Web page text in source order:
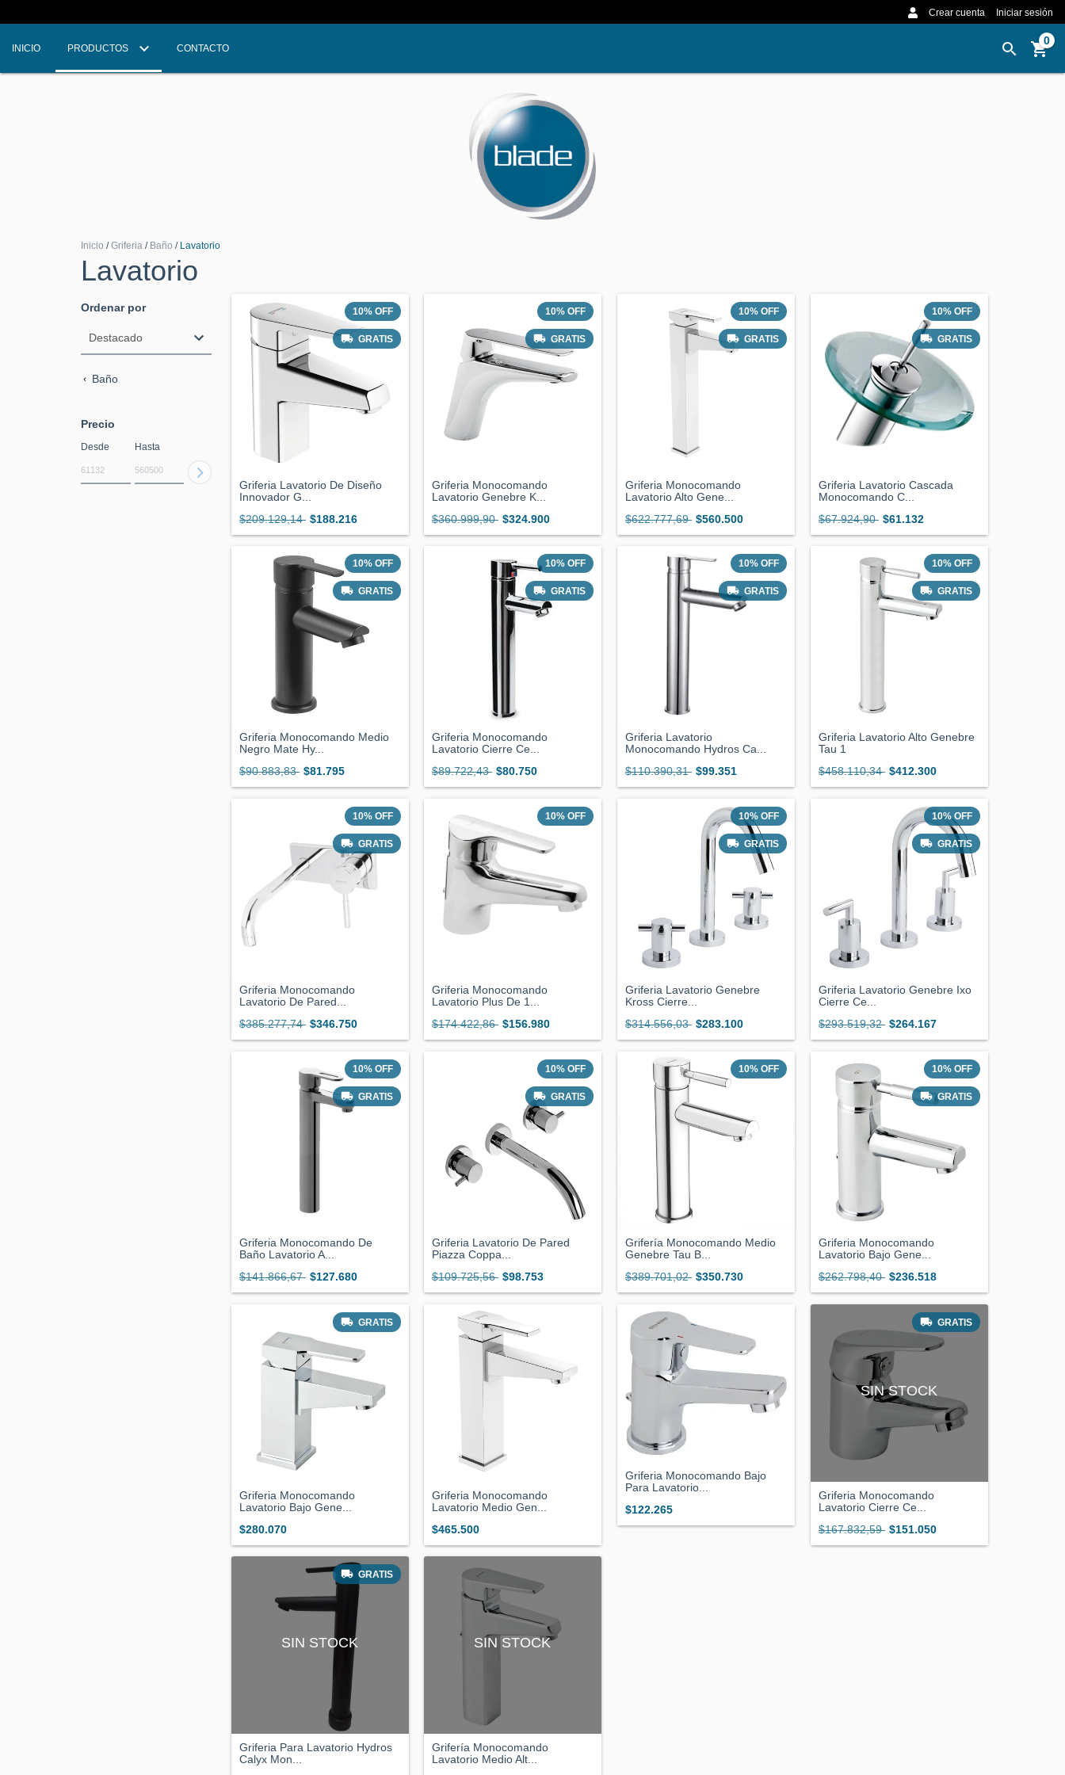
Crear cuenta Iniciar sesión
INICIO PRODUCTOS CONTACTO
0
Inicio / Griferia / Baño / Lavatorio
Lavatorio
Ordenar por
Baño
Precio
Desde Hasta
10% OFF
GRATIS
Griferia Lavatorio De Diseño
Innovador G...
$209.129,14 $188.216
10% OFF
GRATIS
Griferia Monocomando
Lavatorio Genebre K...
$360.999,90 $324.900
10% OFF
GRATIS
Griferia Monocomando
Lavatorio Alto Gene...
$622.777,69 $560.500
10% OFF
GRATIS
Griferia Lavatorio Cascada
Monocomando C...
$67.924,90 $61.132
10% OFF
GRATIS
Griferia Monocomando Medio
Negro Mate Hy...
$90.883,83 $81.795
10% OFF
GRATIS
Griferia Monocomando
Lavatorio Cierre Ce...
$89.722,43 $80.750
10% OFF
GRATIS
Griferia Lavatorio
Monocomando Hydros Ca...
$110.390,31 $99.351
10% OFF
GRATIS
Griferia Lavatorio Alto Genebre
Tau 1
$458.110,34 $412.300
10% OFF
GRATIS
Griferia Monocomando
Lavatorio De Pared...
$385.277,74 $346.750
10% OFF
Griferia Monocomando
Lavatorio Plus De 1...
$174.422,86 $156.980
10% OFF
GRATIS
Griferia Lavatorio Genebre
Kross Cierre...
$314.556,03 $283.100
10%OFF
GRATIS
Griferia Lavatorio Genebre Ixo
Cierre Ce...
$293.519,32 $264.167
10% OFF
GRATIS
Griferia Monocomando De
Baño Lavatorio A...
$141.866,67 $127.680
10% OFF
GRATIS
Griferia Lavatorio De Pared
Piazza Coppa...
$109.725,56 $98.753
10% OFF
Grifería Monocomando Medio
Genebre Tau B...
$389.701,02 $350.730
10% OFF
GRATIS
Griferia Monocomando
Lavatorio Bajo Gene...
$262.798,40 $236.518
GRATIS
Griferia Monocomando
Lavatorio Bajo Gene...
$280.070
Griferia Monocomando
Lavatorio Medio Gen...
$465.500
Griferia Monocomando Bajo
Para Lavatorio...
$122.265
SIN STOCK
GRATIS
Griferia Monocomando
Lavatorio Cierre Ce...
$167.832,59 $151.050
SIN STOCK
GRATIS
Griferia Para Lavatorio Hydros
Calyx Mon...
SIN STOCK
Grifería Monocomando
Lavatorio Medio Alt...